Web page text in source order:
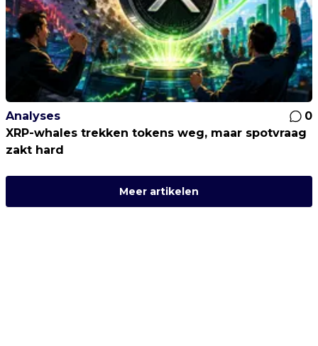
Analyses
0
XRP-whales trekken tokens weg, maar spotvraag
zakt hard
Meer artikelen